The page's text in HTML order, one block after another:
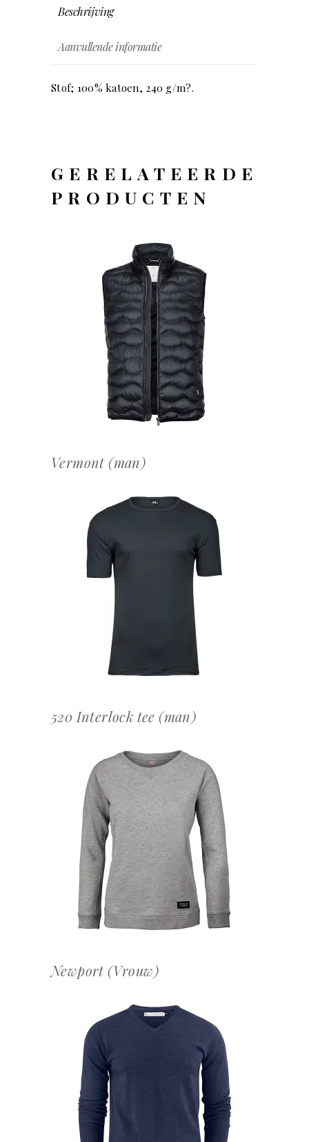
Beschrijving
Aanvullende informatie
Stof; 100% katoen, 240 g/m?.
GERELATEERDE
PRODUCTEN
OFFERTEAANVRAAG
Vermont (man)
OFFERTEAANVRAAG
520 Interlock tee (man)
OFFERTEAANVRAAG
Newport (Vrouw)
OFFERTEAANVRAAG